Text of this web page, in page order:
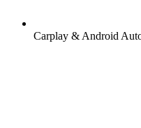
Carplay & Android